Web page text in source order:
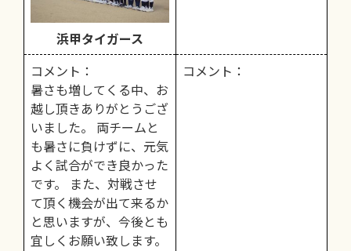
浜甲タイガース
コメント：
暑さも増してくる中、お
越し頂きありがとうござ
いました。 両チームと
も暑さに負けずに、元気
よく試合ができ良かった
です。 また、対戦させ
て頂く機会が出て来るか
と思いますが、今後とも
宜しくお願い致します。
コメント：